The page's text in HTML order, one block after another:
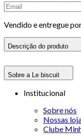
Vendido e entregue
Descrição do produto
Sobre a Le biscuit
Institucional
Sobre nós
Nossas
Clube